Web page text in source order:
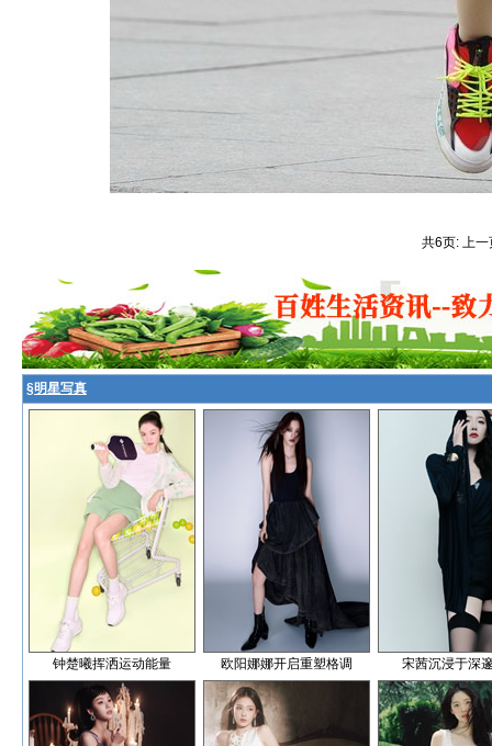
共6页: 上
§明星写真
钟楚曦挥洒运动能量 欧阳娜娜开启重塑格调 宋茜沉浸于深